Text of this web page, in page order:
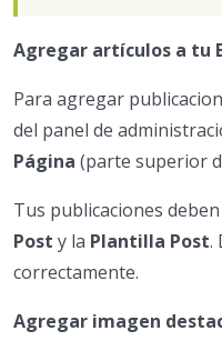
Agregar artículos a tu
Para agregar
del panel de
Página (parte superior
Tus publicaciones
Post y la Plantilla Post.
correctamente.
Agregar imagen